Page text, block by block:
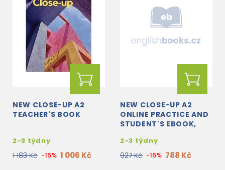
NEW CLOSE-UP A2
TEACHER'S BOOK
2-3 týdny
1 183 Kč -15% 1 006 Kč
NEW CLOSE-UP A2
ONLINE PRACTICE AND
STUDENT'S EBOOK,
2-3 týdny
927 Kč -15% 788 Kč